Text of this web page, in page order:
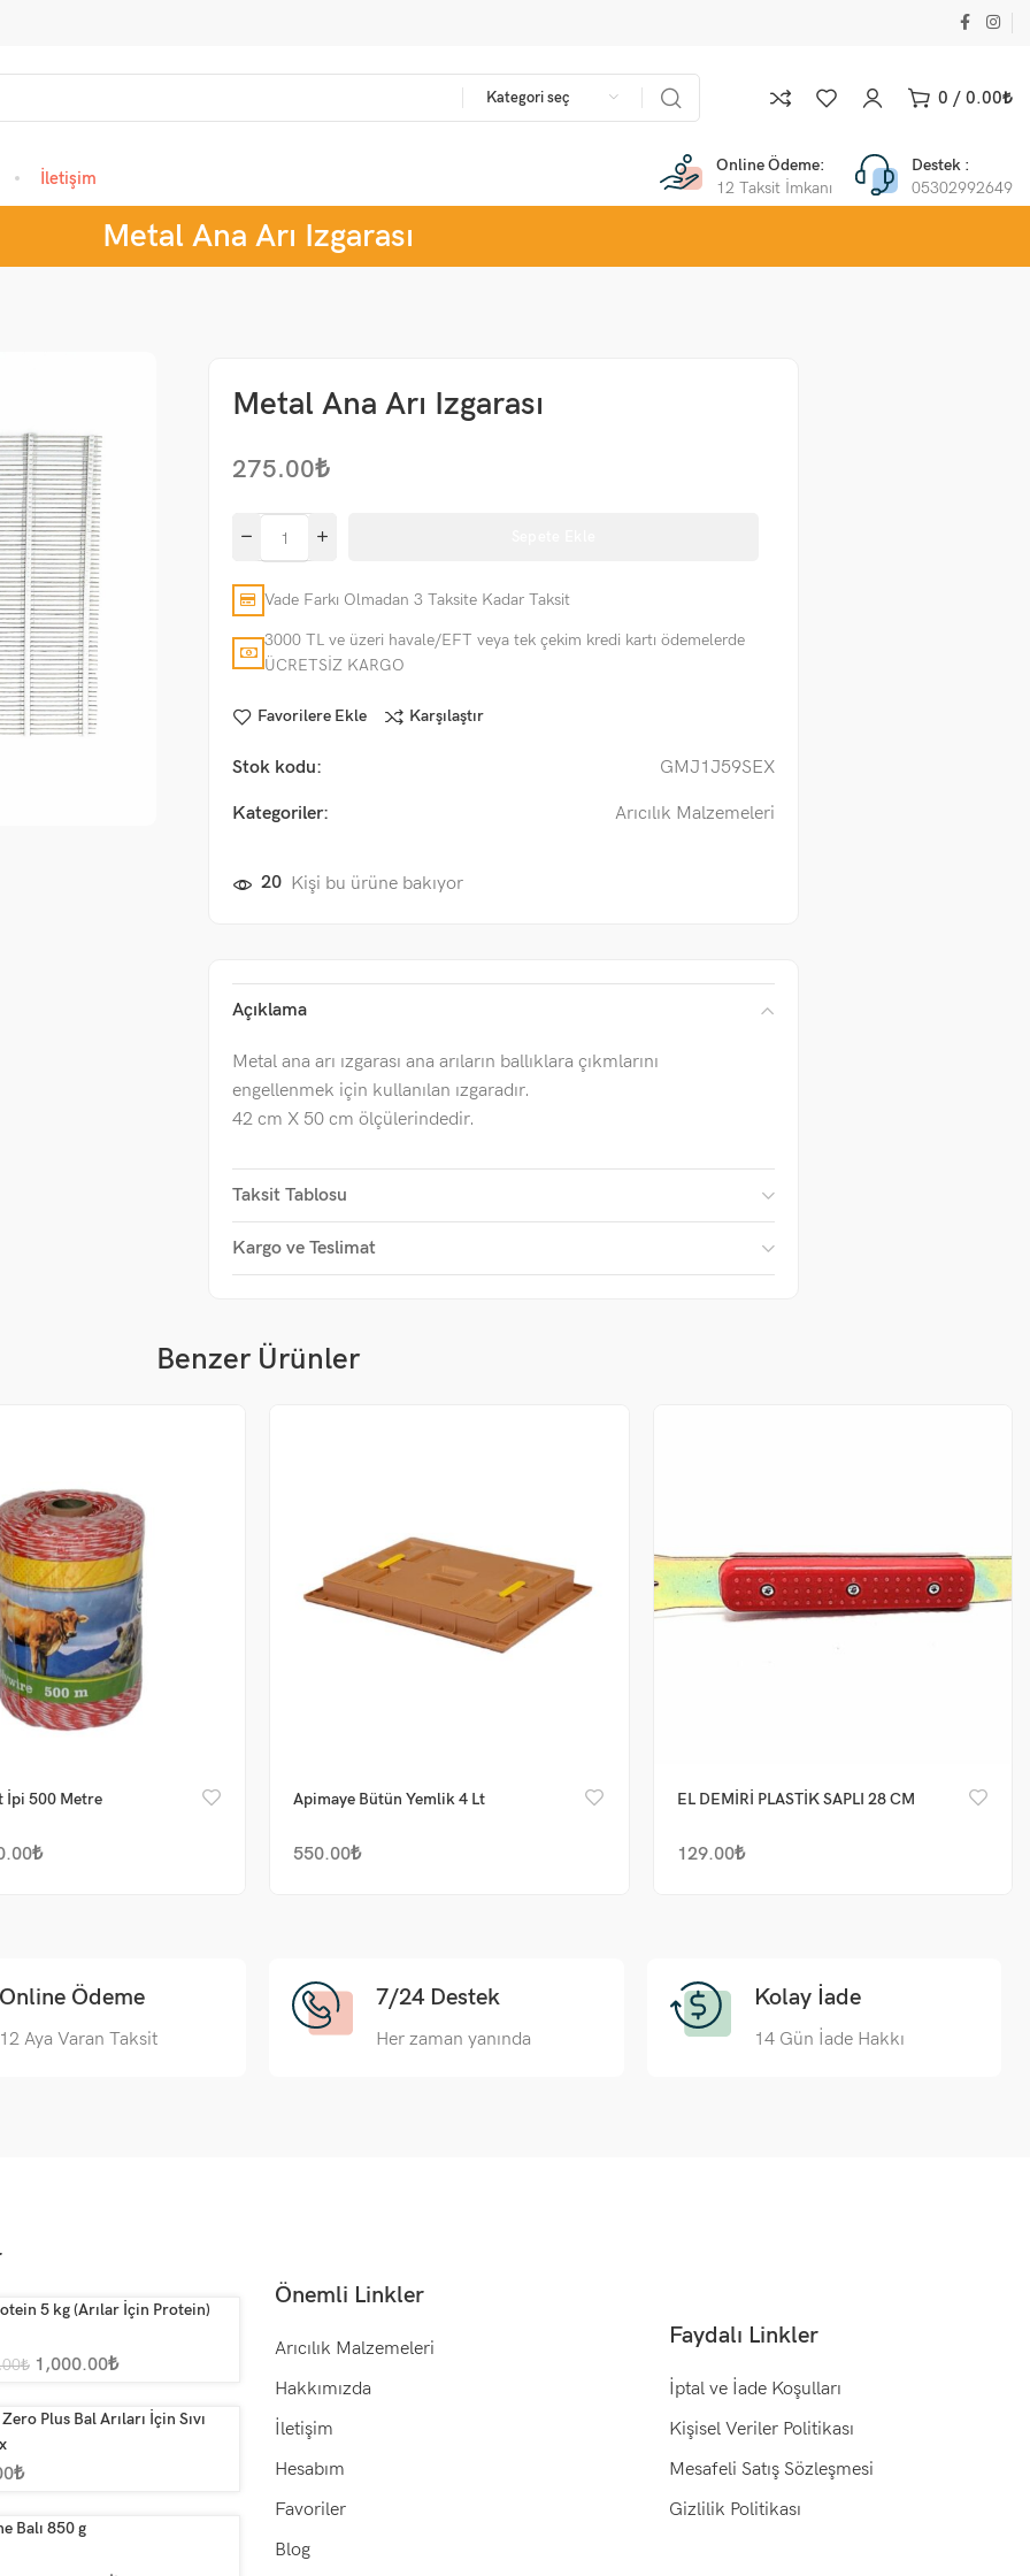
Kategori seç 0 / 0.00₺
İletişim
Online Ödeme:
12 Taksit İmkanı
Destek :
05302992649
Metal Ana Arı Izgarası
Metal Ana Arı Izgarası
275.00₺
Vade Farkı Olmadan 3 Taksite Kadar Taksit
3000 TL ve üzeri havale/EFT veya tek çekim kredi kartı ödemelerde
ÜCRETSİZ KARGO
Favorilere Ekle Karşılaştır
Stok kodu: GMJ1J59SEX
Kategoriler: Arıcılık Malzemeleri
20 Kişi bu ürüne bakıyor
Açıklama
Metal ana arı ızgarası ana arıların ballıklara çıkmlarını
engellenmek için kullanılan ızgaradır.
42 cm X 50 cm ölçülerindedir.
Taksit Tablosu
Kargo ve Teslimat
Benzer Ürünler
500 Metre
₺
Apimaye Bütün Yemlik 4 Lt
550.00₺
EL DEMİRİ PLASTİK SAPLI 28 CM
129.00₺
Ödeme
Aya Varan Taksit
7/24 Destek
Her zaman yanında
Kolay İade
14 Gün İade Hakkı
5 kg (Arılar İçin Protein)
₺ 1,000.00₺
Plus Bal Arıları İçin Sıvı
₺
Balı 850 g
Önemli Linkler
Arıcılık Malzemeleri
Hakkımızda
İletişim
Hesabım
Favoriler
Blog
Faydalı Linkler
İptal ve İade Koşulları
Kişisel Veriler Politikası
Mesafeli Satış Sözleşmesi
Gizlilik Politikası